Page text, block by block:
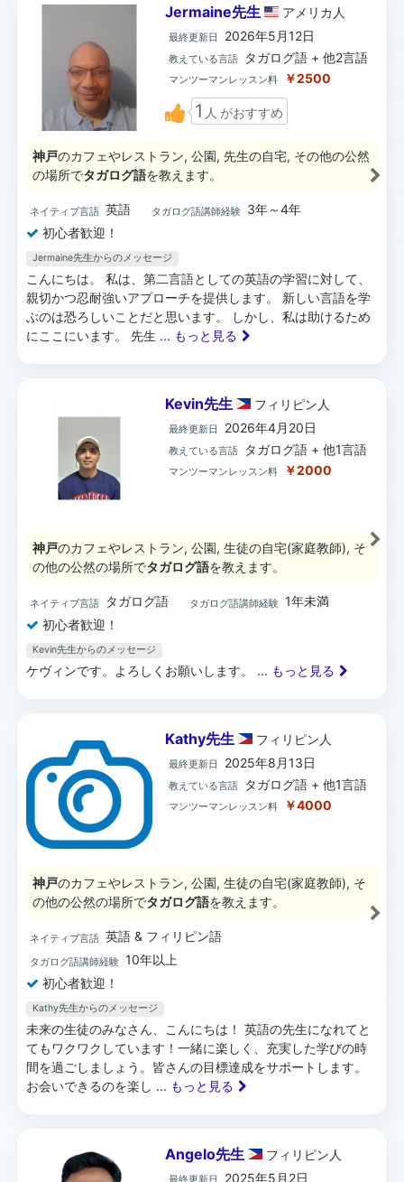
Jermaine先生 アメリカ 人
最終更新日 2026年5月12日
教えている言語 タガログ語 + 他2言語
マンツーマンレッスン料 ￥2500
1 人 がおすすめ
神戸のカフェやレストラン, 公園, 先生の自宅, その他の公然
の場所でタガログ語を教えます。
ネイティブ言語 英語 タガログ語講師経験
3年～4年
初心者歓迎！
Jermaine先生からのメッセージ
こんにちは。 私は、第二言語としての英語の学習に対して、
親切かつ忍耐強いアプローチを提供します。 新しい言語を学
ぶのは恐ろしいことだと思います。 しかし、私は助けるため
にここにいます。 先生 ... もっと見る
Kevin先生 フィリピン 人
最終更新日 2026年4月20日
教えている言語 タガログ語 + 他1言語
マンツーマンレッスン料 ￥2000
神戸のカフェやレストラン, 公園, 生徒の自宅(家庭教師), そ
の他の公然の場所でタガログ語を教えます。
ネイティブ言語 タガログ語 タガログ語講師経験 1年未満
初心者歓迎！
Kevin先生からのメッセージ
ケヴィンです。よろしくお願いします。 ... もっと見る
Kathy先生 フィリピン 人
最終更新日 2025年8月13日
教えている言語 タガログ語 + 他1言語
マンツーマンレッスン料 ￥4000
神戸のカフェやレストラン, 公園, 生徒の自宅(家庭教師), そ
の他の公然の場所でタガログ語を教えます。
ネイティブ言語 英語 & フィリピン語
タガログ語講師経験 10年以上
初心者歓迎！
Kathy先生からのメッセージ
未来の生徒のみなさん、こんにちは！ 英語の先生になれてと
てもワクワクしています！一緒に楽しく、充実した学びの時
間を過ごしましょう。皆さんの目標達成をサポートします。
お会いできるのを楽し ... もっと見る
Angelo先生 フィリピン 人
2025年5月2日